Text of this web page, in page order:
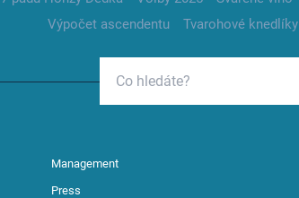
Výpočet ascendentu
Tvarohové knedlíky
Management
Press